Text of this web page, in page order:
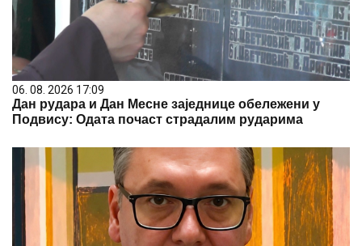
06. 08. 2026 17:09
Дан рудара и Дан Месне заједнице обележени у
Подвису: Одата почаст страдалим рударима